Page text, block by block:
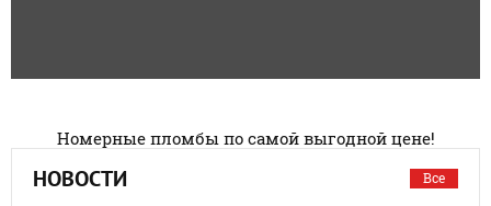
Номерные пломбы по самой выгодной цене!
НОВОСТИ Все